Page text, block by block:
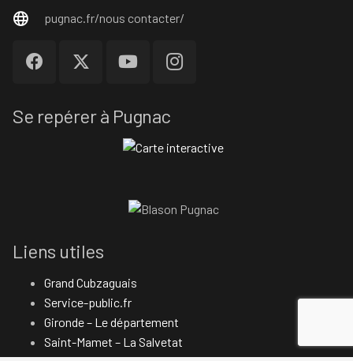
pugnac.fr/nous contacter/
Se repérer à Pugnac
Liens utiles
Grand Cubzaguais
Service-public.fr
Gironde – Le département
Saint-Mamet – La Salvetat